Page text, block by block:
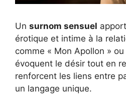
Un surnom sensuel
érotique et intime à la
comme « Mon Apollon »
évoquent le désir tout en
renforcent les liens entre
un langage unique.